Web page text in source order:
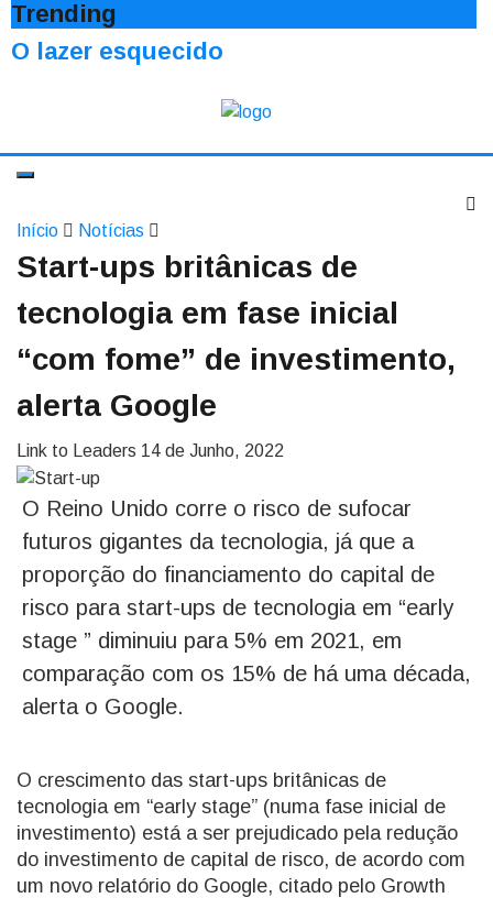
Trending
O lazer esquecido
Início Notícias
Start-ups britânicas de
tecnologia em fase inicial
“com fome” de investimento,
alerta Google
Link to Leaders 14 de Junho, 2022
O Reino Unido corre o risco de sufocar
futuros gigantes da tecnologia, já que a
proporção do financiamento do capital de
risco para start-ups de tecnologia em “early
stage ” diminuiu para 5% em 2021, em
comparação com os 15% de há uma década,
alerta o Google.
O crescimento das start-ups britânicas de
tecnologia em “early stage” (numa fase inicial de
investimento) está a ser prejudicado pela redução
do investimento de capital de risco, de acordo com
um novo relatório do Google, citado pelo Growth